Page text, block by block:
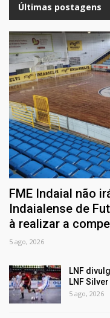
Últimas postagens
FME Indaial não
Indaialense de
à realizar a
5 ago, 2026
LNF
LNF
5 ago, 2026